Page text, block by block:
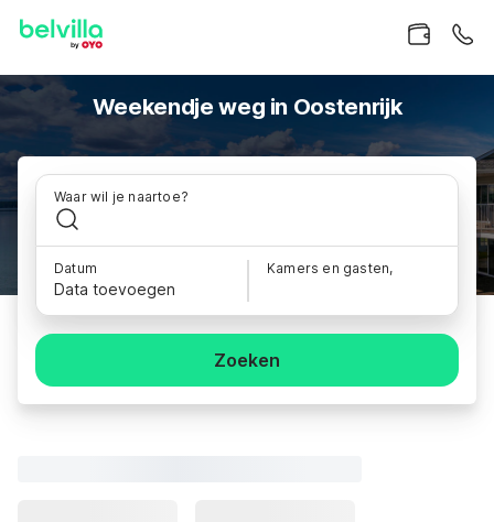
Weekendje weg in Oostenrijk
Waar wil je naartoe?
Datum
Data toevoegen
Kamers en gasten,
Zoeken